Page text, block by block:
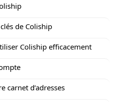
de Coliship
Coliship efficacement
carnet d’adresses